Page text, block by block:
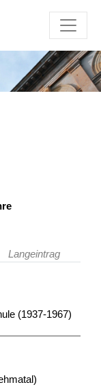
Langeintrag
(1937-1967)